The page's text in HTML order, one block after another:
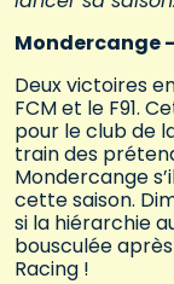
Mondercange
Deux victoires
FCM et le F91.
pour le club de
train des
Mondercange
cette saison.
si la hiérarchie
bousculée
Racing !